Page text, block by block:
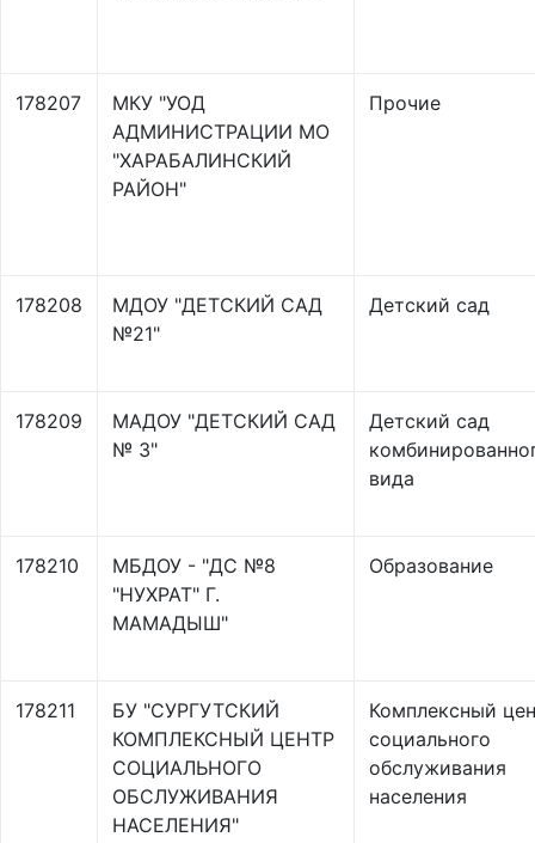
178207
МКУ "УОД
АДМИНИСТРАЦИИ МО
"ХАРАБАЛИНСКИЙ
РАЙОН"
Прочие
178208
МДОУ "ДЕТСКИЙ САД
№21"
Детский сад
178209
МАДОУ "ДЕТСКИЙ САД
№ 3"
Детский сад
вида
178210
МБДОУ - "ДС №8
"НУХРАТ" Г.
МАМАДЫШ"
Образование
178211
БУ "СУРГУТСКИЙ
КОМПЛЕКСНЫЙ ЦЕНТР
СОЦИАЛЬНОГО
ОБСЛУЖИВАНИЯ
НАСЕЛЕНИЯ"
Комплексный
социального
обслуживания
населения